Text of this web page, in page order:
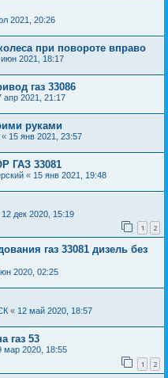
2021, 20:26
при повороте вправо
2021, 18:17
газ 33086
апр 2021, 21:17
руками
« 15 янв 2021, 23:57
ГАЗ 33081
« 15 янв 2021, 19:48
12 дек 2020, 15:19
1 2
газ 33081 дизель без
2020, 02:25
« 12 май 2020, 18:57
газ 53
мар 2020, 18:55
1 2